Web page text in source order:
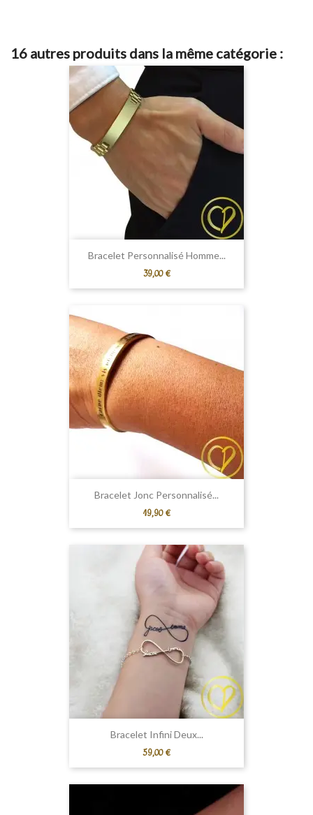
16 autres produits dans la même catégorie :
Bracelet Personnalisé Homme...
Prix
39,00 €
Bracelet Jonc Personnalisé...
Prix
19,90 €
Bracelet Infini Deux...
Prix
59,00 €